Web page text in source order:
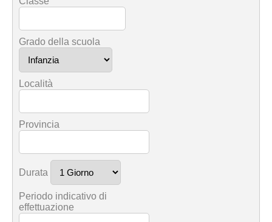
Grado della scuola
Località
Provincia
Durata
Periodo indicativo di
effettuazione